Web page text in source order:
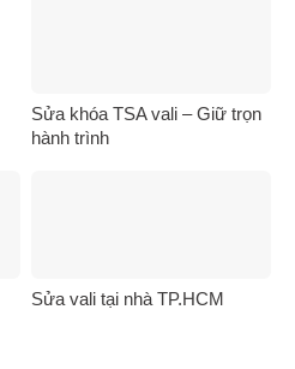
Sửa khóa TSA vali – Giữ trọn
hành trình
Sửa vali tại nhà TP.HCM